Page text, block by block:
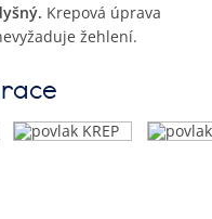
Krepová úprava
žehlení.